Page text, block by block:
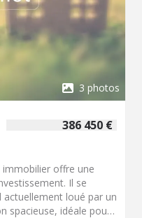
3 photos
386 450 €
offre une
Il se
loué par un
spacieuse, idéale pour